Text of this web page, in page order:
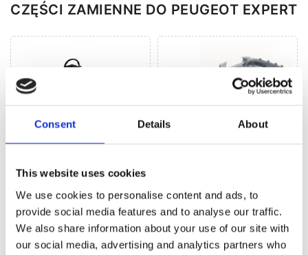
Consent Details About
This website uses cookies
We use cookies to personalise content and ads, to
provide social media features and to analyse our traffic.
We also share information about your use of our site with
our social media, advertising and analytics partners who
CZĘŚCI ZAMIENNE DO PEUGEOT EXPERT
(80)